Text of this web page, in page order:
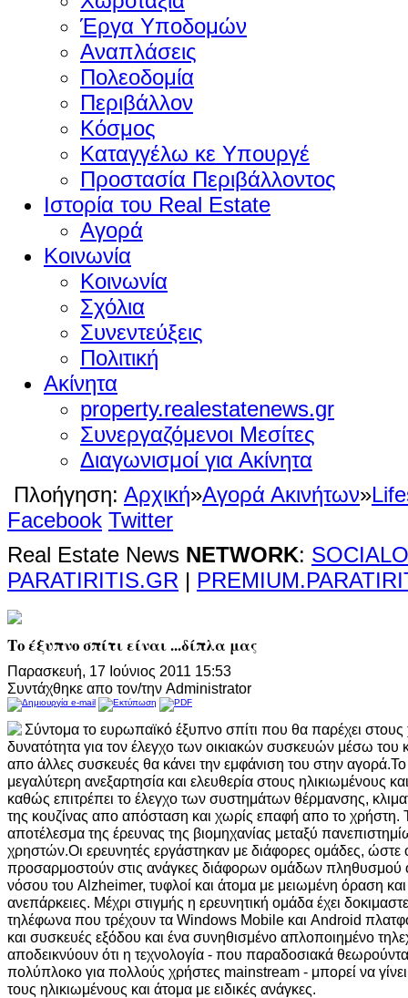
Έργα Υποδομών
Αναπλάσεις
Πολεοδομία
Περιβάλλον
Κόσμος
Καταγγέλω κε Υπουργέ
Προστασία Περιβάλλοντος
Ιστορία του Real Estate
Αγορά
Κοινωνία
Κοινωνία
Σχόλια
Συνεντεύξεις
Πολιτική
Ακίνητα
property.realestatenews.gr
Συνεργαζόμενοι Μεσίτες
Διαγωνισμοί για Ακίνητα
Πλοήγηση: Αρχική»Αγορά Ακινήτων»
Facebook Twitter
Real Estate News NETWORK:
PARATIRITIS.GR |
Το έξυπνο σπίτι είναι ...δίπλα μας
Παρασκευή, 17 Ιούνιος 2011 15:53
Συντάχθηκε απο τον/την Administrator
Σύντομα το ευρωπαϊκό έξυπνο σπίτι που θα παρέχει στους
δυνατότητα για τον έλεγχο των οικιακών συσκευών μέσω του
απο άλλες συσκευές θα κάνει την εμφάνιση του στην
μεγαλύτερη ανεξαρτησία και ελευθερία στους ηλικιωμένους
καθώς επιτρέπει το έλεγχο των συστημάτων θέρμανσης,
της κουζίνας απο απόσταση και χωρίς επαφή απο το χρήστη.
αποτέλεσμα της έρευνας της βιομηχανίας μεταξύ
χρηστών.Οι ερευνητές εργάστηκαν με διάφορες ομάδες, ώστε
προσαρμοστούν στις ανάγκες διάφορων ομάδων
νόσου του Alzheimer, τυφλοί και άτομα με μειωμένη όραση και
ανεπάρκειες. Μέχρι στιγμής η ερευνητική ομάδα έχει
τηλέφωνα που τρέχουν τα Windows Mobile και Android
και συσκευές εξόδου και ένα συνηθισμένο απλοποιημένο
αποδεικνύουν ότι η τεχνολογία - που παραδοσιακά
πολύπλοκο για πολλούς χρήστες mainstream - μπορεί να γίνει
τους ηλικιωμένους και άτομα με ειδικές ανάγκες.